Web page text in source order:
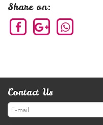
Share on:
Contact Us